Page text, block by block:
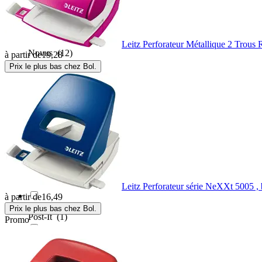
Noname(1)
Novus(12)
Office Products
Pilot (3)
Plus Japan(6)
(9)
Post-It(1)
Q-CONNECT(1)
Leitz Perforateur Métallique 2 Trous
à partir de19,28
Prix le plus bas chez Bol.
Leitz Perforateur série NeXXt 5005 ,
à partir de16,49
Prix le plus bas chez Bol.
Promo